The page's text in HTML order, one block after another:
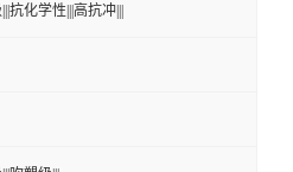
抗化学性|||高抗冲|||